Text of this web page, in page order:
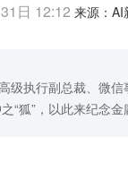
日 12:12 来源：AI
级执行副总裁、微
“狐”，以此来纪念金